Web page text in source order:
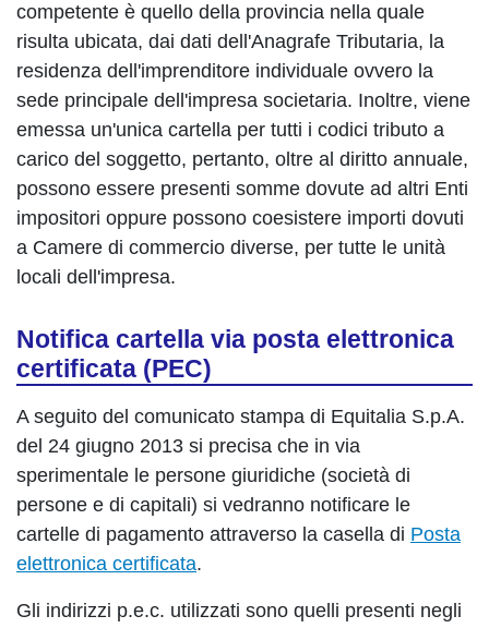
competente è quello della provincia nella quale
risulta ubicata, dai dati dell'Anagrafe Tributaria, la
residenza dell'imprenditore individuale ovvero la
sede principale dell'impresa societaria. Inoltre, viene
emessa un'unica cartella per tutti i codici tributo a
carico del soggetto, pertanto, oltre al diritto annuale,
possono essere presenti somme dovute ad altri Enti
impositori oppure possono coesistere importi dovuti
a Camere di commercio diverse, per tutte le unità
locali dell'impresa.
Notifica cartella via posta elettronica
certificata (PEC)
A seguito del comunicato stampa di Equitalia S.p.A.
del 24 giugno 2013 si precisa che in via
sperimentale le persone giuridiche (società di
persone e di capitali) si vedranno notificare le
cartelle di pagamento attraverso la casella di Posta
elettronica certificata.
Gli indirizzi p.e.c. utilizzati sono quelli presenti negli